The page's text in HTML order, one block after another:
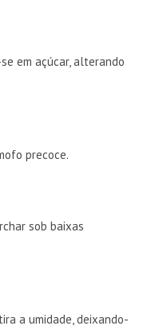
em açúcar, alterando
precoce.
sob baixas
a umidade, deixando-